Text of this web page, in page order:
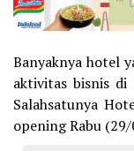
Banyaknya hotel
aktivitas bisnis di
Salahsatunya
opening Rabu